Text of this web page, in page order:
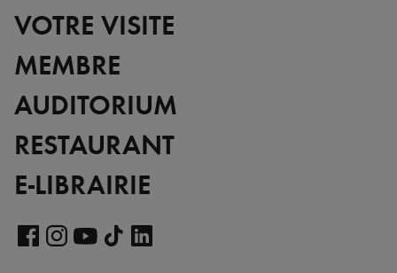
VOTRE VISITE
MEMBRE
AUDITORIUM
RESTAURANT
E-LIBRAIRIE